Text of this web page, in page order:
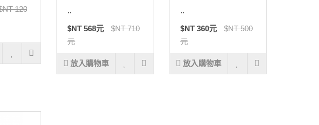
120
..
$NT 568元
$NT 710
元
放入購物車
..
$NT 360元
$NT 500
元
放入購物車